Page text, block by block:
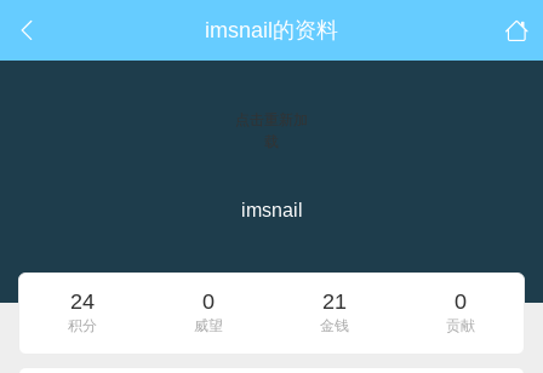
imsnail的资料
点击重新加
imsnail
24
积分
0
威望
21
金钱
0
贡献